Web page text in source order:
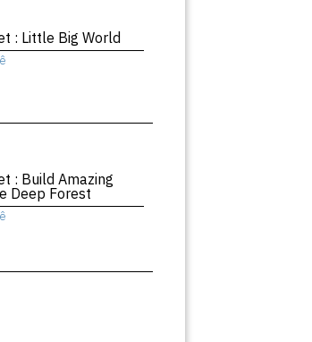
: Little Big World
: Build Amazing
Deep Forest